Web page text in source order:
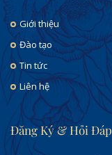
Giới thiệu
Đào tạo
Tin tức
Liên hệ
Đăng Ký & Hỏi Đáp